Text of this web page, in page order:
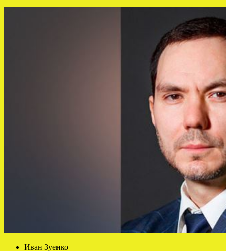
Иван Зуенко